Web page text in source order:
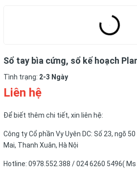
Sổ tay bìa cứng, sổ kế hoạch
Tình trạng: 2-3 Ngày
Liên hệ
Để biết thêm chi tiết, xin liên hệ:
Công ty Cổ phần Vy Uyên DC: Số 23, ngõ
Mai, Thanh Xuân, Hà Nội
Hotline: 0978.552.388 / 024 6260 5496( Ms